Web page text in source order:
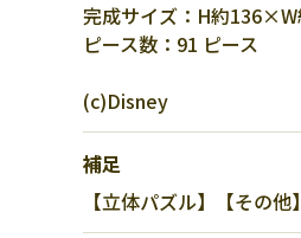
完成サイズ：H約
ピース数：91 ピース
(c)Disney
補足
【立体パズル】【その